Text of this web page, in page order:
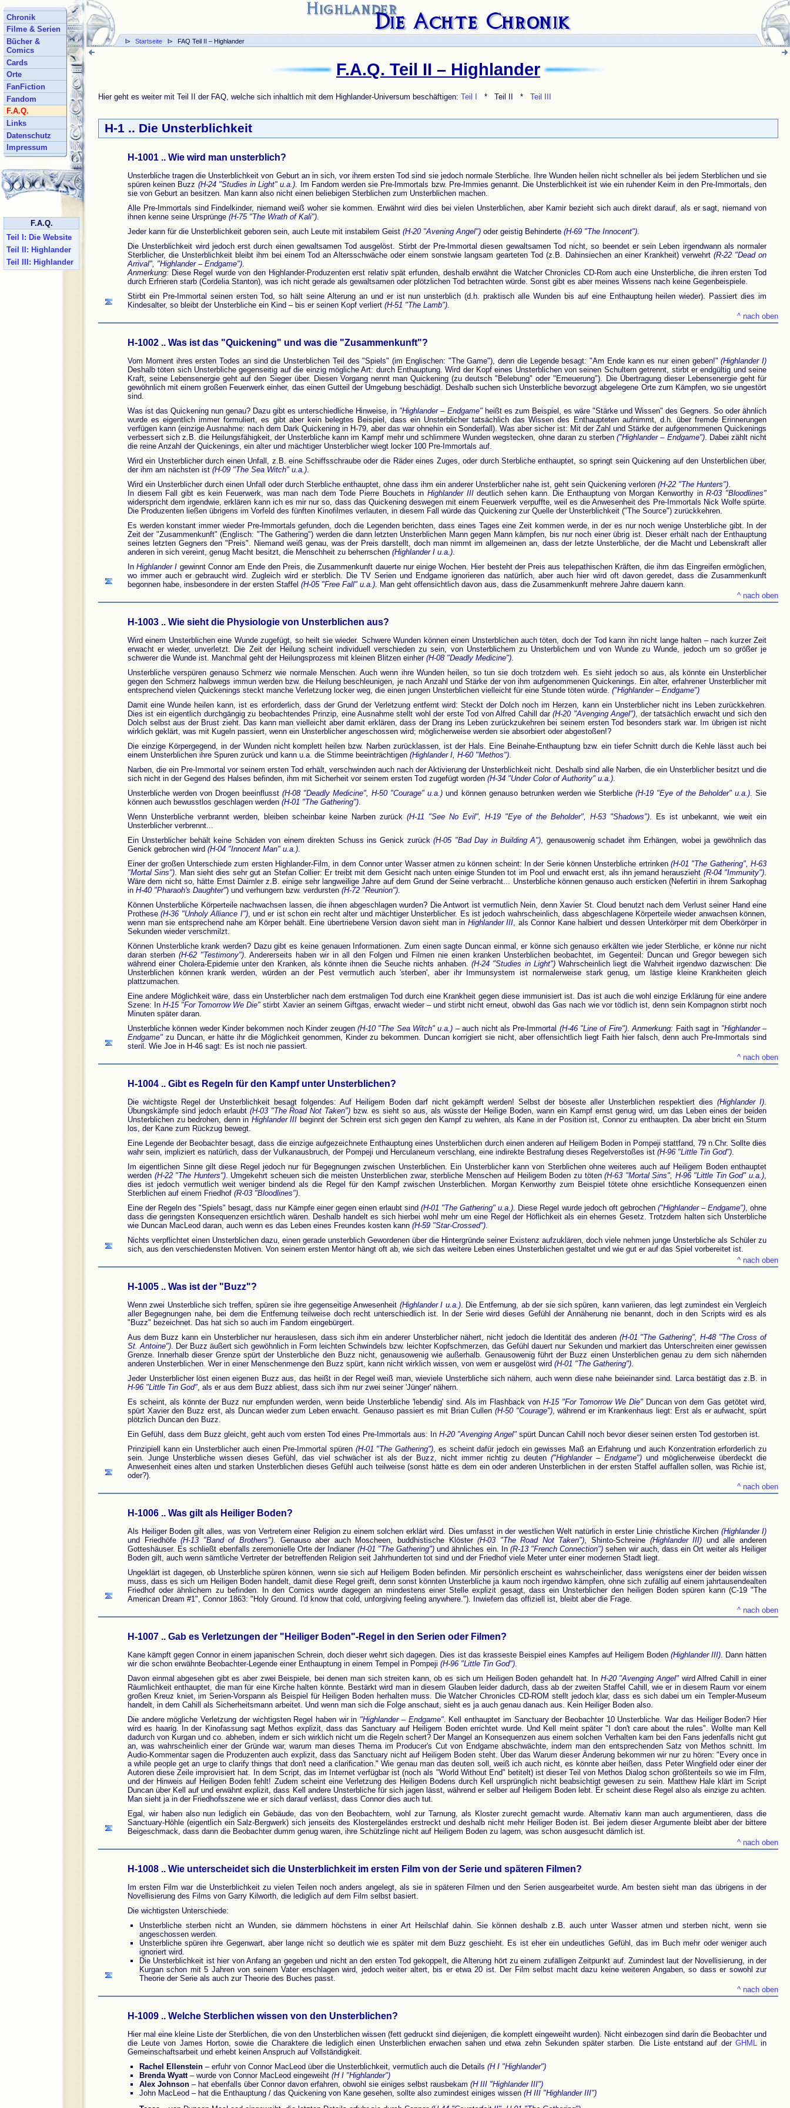
l> Startseite l> FAQ Teil II – Highlander
F.A.Q. Teil II – Highlander
Hier geht es weiter mit Teil II der FAQ, welche sich inhaltlich mit dem Highlander-Universum beschäftigen: Teil I * Teil II * Teil III
H-1 .. Die Unsterblichkeit
H-1001 .. Wie wird man unsterblich?
Unsterbliche tragen die Unsterblichkeit von Geburt an in sich, vor ihrem ersten Tod sind sie jedoch normale Sterbliche. Ihre Wunden heilen nicht schneller als bei jedem Sterblichen und sie
spüren keinen Buzz (H-24 "Studies in Light" u.a.). Im Fandom werden sie Pre-Immortals bzw. Pre-Immies genannt. Die Unsterblichkeit ist wie ein ruhender Keim in den Pre-Immortals, den
sie von Geburt an besitzen. Man kann also nicht einen beliebigen Sterblichen zum Unsterblichen machen.
Alle Pre-Immortals sind Findelkinder, niemand weiß woher sie kommen. Erwähnt wird dies bei vielen Unsterblichen, aber Kamir bezieht sich auch direkt darauf, als er sagt, niemand von
ihnen kenne seine Ursprünge (H-75 "The Wrath of Kali").
Jeder kann für die Unsterblichkeit geboren sein, auch Leute mit instabilem Geist (H-20 "Avening Angel") oder geistig Behinderte (H-69 "The Innocent").
Die Unsterblichkeit wird jedoch erst durch einen gewaltsamen Tod ausgelöst. Stirbt der Pre-Immortal diesen gewaltsamen Tod nicht, so beendet er sein Leben irgendwann als normaler
Sterblicher, die Unsterblichkeit bleibt ihm bei einem Tod an Altersschwäche oder einem sonstwie langsam gearteten Tod (z.B. Dahinsiechen an einer Krankheit) verwehrt(R-22 "Dead on
Arrival", "Highlander – Endgame").
Anmerkung: Diese Regel wurde von den Highlander-Produzenten erst relativ spät erfunden, deshalb erwähnt die Watcher Chronicles CD-Rom auch eine Unsterbliche, die ihren ersten Tod
durch Erfrieren starb (Cordelia Stanton), was ich nicht gerade als gewaltsamen oder plötzlichen Tod betrachten würde. Sonst gibt es aber meines Wissens nach keine Gegenbeispiele.
Stirbt ein Pre-Immortal seinen ersten Tod, so hält seine Alterung an und er ist nun unsterblich (d.h. praktisch alle Wunden bis auf eine Enthauptung heilen wieder). Passiert dies im
Kindesalter, so bleibt der Unsterbliche ein Kind – bis er seinen Kopf verliert (H-51 "The Lamb").
^ nach oben
H-1002 .. Was ist das "Quickening" und was die "Zusammenkunft"?
Vom Moment ihres ersten Todes an sind die Unsterblichen Teil des "Spiels" (im Englischen: "The Game"), denn die Legende besagt: "Am Ende kann es nur einen geben!"(Highlander I)
Deshalb töten sich Unsterbliche gegenseitig auf die einzig mögliche Art: durch Enthauptung. Wird der Kopf eines Unsterblichen von seinen Schultern getrennt, stirbt er endgültig und seine
Kraft, seine Lebensenergie geht auf den Sieger über. Diesen Vorgang nennt man Quickening (zu deutsch "Belebung" oder "Erneuerung"). Die Übertragung dieser Lebensenergie geht für
gewöhnlich mit einem großen Feuerwerk einher, das einen Gutteil der Umgebung beschädigt. Deshalb suchen sich Unsterbliche bevorzugt abgelegene Orte zum Kämpfen, wo sie ungestört
sind.
Was ist das Quickening nun genau? Dazu gibt es unterschiedliche Hinweise, in "Highlander – Endgame"heißt es zum Beispiel, es wäre "Stärke und Wissen" des Gegners. So oder ähnlich
wurde es eigentlich immer formuliert, es gibt aber kein belegtes Beispiel, dass ein Unsterblicher tatsächlich das Wissen des Enthaupteten aufnimmt, d.h. über fremde Erinnerungen
verfügen kann (einzige Ausnahme: nach dem Dark Quickening in H-79, aber das war ohnehin ein Sonderfall). Was aber sicher ist: Mit der Zahl und Stärke der aufgenommenen Quickenings
verbessert sich z.B. die Heilungsfähigkeit, der Unsterbliche kann im Kampf mehr und schlimmere Wunden wegstecken, ohne daran zu sterben("Highlander – Endgame"). Dabei zählt nicht
die reine Anzahl der Quickenings, ein alter und mächtiger Unsterblicher wiegt locker 100 Pre-Immortals auf.
Wird ein Unsterblicher durch einen Unfall, z.B. eine Schiffsschraube oder die Räder eines Zuges, oder durch Sterbliche enthauptet, so springt sein Quickening auf den Unsterblichen über,
der ihm am nächsten ist (H-09 "The Sea Witch" u.a.).
Wird ein Unsterblicher durch einen Unfall oder durch Sterbliche enthauptet, ohne dass ihm ein anderer Unsterblicher nahe ist, geht sein Quickening verloren (H-22 "The Hunters").
In diesem Fall gibt es kein Feuerwerk, was man nach dem Tode Pierre Bouchets in Highlander IIIdeutlich sehen kann. Die Enthauptung von Morgan Kenworthy inR-03 "Bloodlines"
widerspricht dem irgendwie, erklären kann ich es mir nur so, dass das Quickening deswegen mit einem Feuerwerk verpuffte, weil es die Anwesenheit des Pre-Immortals Nick Wolfe spürte.
Die Produzenten ließen übrigens im Vorfeld des fünften Kinofilmes verlauten, in diesem Fall würde das Quickening zur Quelle der Unsterblichkeit ("The Source") zurückkehren.
Es werden konstant immer wieder Pre-Immortals gefunden, doch die Legenden berichten, dass eines Tages eine Zeit kommen werde, in der es nur noch wenige Unsterbliche gibt. In der
Zeit der "Zusammenkunft" (Englisch: "The Gathering") werden die dann letzten Unsterblichen Mann gegen Mann kämpfen, bis nur noch einer übrig ist. Dieser erhält nach der Enthauptung
seines letzten Gegners den "Preis". Niemand weiß genau, was der Preis darstellt, doch man nimmt im allgemeinen an, dass der letzte Unsterbliche, der die Macht und Lebenskraft aller
anderen in sich vereint, genug Macht besitzt, die Menschheit zu beherrschen (Highlander I u.a.).
InHighlander I gewinnt Connor am Ende den Preis, die Zusammenkunft dauerte nur einige Wochen. Hier besteht der Preis aus telepathischen Kräften, die ihm das Eingreifen ermöglichen,
wo immer auch er gebraucht wird. Zugleich wird er sterblich. Die TV Serien und Endgame ignorieren das natürlich, aber auch hier wird oft davon geredet, dass die Zusammenkunft
begonnen habe, insbesondere in der ersten Staffel (H-05 "Free Fall" u.a.). Man geht offensichtlich davon aus, dass die Zusammenkunft mehrere Jahre dauern kann.
^ nach oben
H-1003 .. Wie sieht die Physiologie von Unsterblichen aus?
Wird einem Unsterblichen eine Wunde zugefügt, so heilt sie wieder. Schwere Wunden können einen Unsterblichen auch töten, doch der Tod kann ihn nicht lange halten – nach kurzer Zeit
erwacht er wieder, unverletzt. Die Zeit der Heilung scheint individuell verschieden zu sein, von Unsterblichem zu Unsterblichem und von Wunde zu Wunde, jedoch um so größer je
schwerer die Wunde ist. Manchmal geht der Heilungsprozess mit kleinen Blitzen einher (H-08 "Deadly Medicine").
Unsterbliche verspüren genauso Schmerz wie normale Menschen. Auch wenn ihre Wunden heilen, so tun sie doch trotzdem weh. Es sieht jedoch so aus, als könnte ein Unsterblicher
gegen den Schmerz halbwegs immun werden bzw. die Heilung beschleunigen, je nach Anzahl und Stärke der von ihm aufgenommenen Quickenings. Ein alter, erfahrener Unsterblicher mit
entsprechend vielen Quickenings steckt manche Verletzung locker weg, die einen jungen Unsterblichen vielleicht für eine Stunde töten würde. ("Highlander – Endgame")
Damit eine Wunde heilen kann, ist es erforderlich, dass der Grund der Verletzung entfernt wird: Steckt der Dolch noch im Herzen, kann ein Unsterblicher nicht ins Leben zurückkehren.
Dies ist ein eigentlich durchgängig zu beobachtendes Prinzip, eine Ausnahme stellt wohl der erste Tod von Alfred Cahill dar(H-20 "Avenging Angel"), der tatsächlich erwacht und sich den
Dolch selbst aus der Brust zieht. Das kann man vielleicht aber damit erklären, dass der Drang ins Leben zurückzukehren bei seinem ersten Tod besonders stark war. Im übrigen ist nicht
wirklich geklärt, was mit Kugeln passiert, wenn ein Unsterblicher angeschossen wird; möglicherweise werden sie absorbiert oder abgestoßen!?
Die einzige Körpergegend, in der Wunden nicht komplett heilen bzw. Narben zurücklassen, ist der Hals. Eine Beinahe-Enthauptung bzw. ein tiefer Schnitt durch die Kehle lässt auch bei
einem Unsterblichen ihre Spuren zurück und kann u.a. die Stimme beeinträchtigen (Highlander I, H-60 "Methos").
Narben, die ein Pre-Immortal vor seinem ersten Tod erhält, verschwinden auch nach der Aktivierung der Unsterblichkeit nicht. Deshalb sind alle Narben, die ein Unsterblicher besitzt und die
sich nicht in der Gegend des Halses befinden, ihm mit Sicherheit vor seinem ersten Tod zugefügt worden (H-34 "Under Color of Authority" u.a.).
Unsterbliche werden von Drogen beeinflusst(H-08 "Deadly Medicine", H-50 "Courage" u.a.) und können genauso betrunken werden wie Sterbliche (H-19 "Eye of the Beholder" u.a.). Sie
können auch bewusstlos geschlagen werden (H-01 "The Gathering").
Wenn Unsterbliche verbrannt werden, bleiben scheinbar keine Narben zurück (H-11 "See No Evil", H-19 "Eye of the Beholder", H-53 "Shadows"). Es ist unbekannt, wie weit ein
Unsterblicher verbrennt...
Ein Unsterblicher behält keine Schäden von einem direkten Schuss ins Genick zurück(H-05 "Bad Day in Building A"), genausowenig schadet ihm Erhängen, wobei ja gewöhnlich das
Genick gebrochen wird (H-04 "Innocent Man" u.a.).
Einer der großen Unterschiede zum ersten Highlander-Film, in dem Connor unter Wasser atmen zu können scheint: In der Serie können Unsterbliche ertrinken(H-01 "The Gathering", H-63
"Mortal Sins"). Man sieht dies sehr gut an Stefan Collier: Er treibt mit dem Gesicht nach unten einige Stunden tot im Pool und erwacht erst, als ihn jemand herauszieht (R-04 "Immunity").
Wäre dem nicht so, hätte Ernst Daimler z.B. einige sehr langweilige Jahre auf dem Grund der Seine verbracht... Unsterbliche können genauso auch ersticken (Nefertiri in ihrem Sarkophag
in H-40 "Pharaoh's Daughter") und verhungern bzw. verdursten (H-72 "Reunion").
Können Unsterbliche Körperteile nachwachsen lassen, die ihnen abgeschlagen wurden? Die Antwort ist vermutlich Nein, denn Xavier St. Cloud benutzt nach dem Verlust seiner Hand eine
Prothese(H-36 "Unholy Alliance I"), und er ist schon ein recht alter und mächtiger Unsterblicher. Es ist jedoch wahrscheinlich, dass abgeschlagene Körperteile wieder anwachsen können,
wenn man sie entsprechend nahe am Körper behält. Eine übertriebene Version davon sieht man in Highlander III, als Connor Kane halbiert und dessen Unterkörper mit dem Oberkörper in
Sekunden wieder verschmilzt.
Können Unsterbliche krank werden? Dazu gibt es keine genauen Informationen. Zum einen sagte Duncan einmal, er könne sich genauso erkälten wie jeder Sterbliche, er könne nur nicht
daran sterben (H-62 "Testimony"). Andererseits haben wir in all den Folgen und Filmen nie einen kranken Unsterblichen beobachtet, im Gegenteil: Duncan und Gregor bewegen sich
während einer Cholera-Epidemie unter den Kranken, als könnte ihnen die Seuche nichts anhaben. (H-24 "Studies in Light")Wahrscheinlich liegt die Wahrheit irgendwo dazwischen: Die
Unsterblichen können krank werden, würden an der Pest vermutlich auch 'sterben', aber ihr Immunsystem ist normalerweise stark genug, um lästige kleine Krankheiten gleich
plattzumachen.
Eine andere Möglichkeit wäre, dass ein Unsterblicher nach dem erstmaligen Tod durch eine Krankheit gegen diese immunisiert ist. Das ist auch die wohl einzige Erklärung für eine andere
Szene: InH-15 "For Tomorrow We Die" stirbt Xavier an seinem Giftgas, erwacht wieder – und stirbt nicht erneut, obwohl das Gas nach wie vor tödlich ist, denn sein Kompagnon stirbt noch
Minuten später daran.
Unsterbliche können weder Kinder bekommen noch Kinder zeugen (H-10 "The Sea Witch" u.a.) – auch nicht als Pre-Immortal (H-46 "Line of Fire").Anmerkung: Faith sagt in "Highlander –
Endgame" zu Duncan, er hätte ihr die Möglichkeit genommen, Kinder zu bekommen. Duncan korrigiert sie nicht, aber offensichtlich liegt Faith hier falsch, denn auch Pre-Immortals sind
steril. Wie Joe in H-46 sagt: Es ist noch nie passiert.
^ nach oben
H-1004 .. Gibt es Regeln für den Kampf unter Unsterblichen?
Die wichtigste Regel der Unsterblichkeit besagt folgendes: Auf Heiligem Boden darf nicht gekämpft werden! Selbst der böseste aller Unsterblichen respektiert dies(Highlander I).
Übungskämpfe sind jedoch erlaubt (H-03 "The Road Not Taken") bzw. es sieht so aus, als wüsste der Heilige Boden, wann ein Kampf ernst genug wird, um das Leben eines der beiden
Unsterblichen zu bedrohen, denn in Highlander III beginnt der Schrein erst sich gegen den Kampf zu wehren, als Kane in der Position ist, Connor zu enthaupten. Da aber bricht ein Sturm
los, der Kane zum Rückzug bewegt.
Eine Legende der Beobachter besagt, dass die einzige aufgezeichnete Enthauptung eines Unsterblichen durch einen anderen auf Heiligem Boden in Pompeji stattfand, 79 n.Chr. Sollte dies
wahr sein, impliziert es natürlich, dass der Vulkanausbruch, der Pompeji und Herculaneum verschlang, eine indirekte Bestrafung dieses Regelverstoßes ist (H-96 "Little Tin God").
Im eigentlichen Sinne gilt diese Regel jedoch nur für Begegnungen zwischen Unsterblichen. Ein Unsterblicher kann von Sterblichen ohne weiteres auch auf Heiligem Boden enthauptet
werden (H-22 "The Hunters"). Umgekehrt scheuen sich die meisten Unsterblichen zwar, sterbliche Menschen auf Heiligem Boden zu töten(H-63 "Mortal Sins", H-96 "Little Tin God" u.a.),
dies ist jedoch vermutlich weit weniger bindend als die Regel für den Kampf zwischen Unsterblichen. Morgan Kenworthy zum Beispiel tötete ohne ersichtliche Konsequenzen einen
Sterblichen auf einem Friedhof (R-03 "Bloodlines").
Eine der Regeln des "Spiels" besagt, dass nur Kämpfe einer gegen einen erlaubt sind(H-01 "The Gathering" u.a.). Diese Regel wurde jedoch oft gebrochen ("Highlander – Endgame"), ohne
dass die geringsten Konsequenzen ersichtlich wären. Deshalb handelt es sich hierbei wohl mehr um eine Regel der Höflichkeit als ein ehernes Gesetz. Trotzdem halten sich Unsterbliche
wie Duncan MacLeod daran, auch wenn es das Leben eines Freundes kosten kann (H-59 "Star-Crossed").
Nichts verpflichtet einen Unsterblichen dazu, einen gerade unsterblich Gewordenen über die Hintergründe seiner Existenz aufzuklären, doch viele nehmen junge Unsterbliche als Schüler zu
sich, aus den verschiedensten Motiven. Von seinem ersten Mentor hängt oft ab, wie sich das weitere Leben eines Unsterblichen gestaltet und wie gut er auf das Spiel vorbereitet ist.
^ nach oben
H-1005 .. Was ist der "Buzz"?
Wenn zwei Unsterbliche sich treffen, spüren sie ihre gegenseitige Anwesenheit (Highlander I u.a.). Die Entfernung, ab der sie sich spüren, kann variieren, das legt zumindest ein Vergleich
aller Begegnungen nahe, bei dem die Entfernung teilweise doch recht unterschiedlich ist. In der Serie wird dieses Gefühl der Annäherung nie benannt, doch in den Scripts wird es als
"Buzz" bezeichnet. Das hat sich so auch im Fandom eingebürgert.
Aus dem Buzz kann ein Unsterblicher nur herauslesen, dass sich ihm ein anderer Unsterblicher nähert, nicht jedoch die Identität des anderen (H-01 "The Gathering", H-48 "The Cross of
St. Antoine"). Der Buzz äußert sich gewöhnlich in Form leichten Schwindels bzw. leichter Kopfschmerzen, das Gefühl dauert nur Sekunden und markiert das Unterschreiten einer gewissen
Grenze. Innerhalb dieser Grenze spürt der Unsterbliche den Buzz nicht, genausowenig wie außerhalb. Genausowenig führt der Buzz einen Unsterblichen genau zu dem sich nähernden
anderen Unsterblichen. Wer in einer Menschenmenge den Buzz spürt, kann nicht wirklich wissen, von wem er ausgelöst wird (H-01 "The Gathering").
Jeder Unsterblicher löst einen eigenen Buzz aus, das heißt in der Regel weiß man, wieviele Unsterbliche sich nähern, auch wenn diese nahe beieinander sind. Larca bestätigt das z.B. in
H-96 "Little Tin God", als er aus dem Buzz abliest, dass sich ihm nur zwei seiner 'Jünger' nähern.
Es scheint, als könnte der Buzz nur empfunden werden, wenn beide Unsterbliche 'lebendig' sind. Als im Flashback vonH-15 "For Tomorrow We Die"Duncan von dem Gas getötet wird,
spürt Xavier den Buzz erst, als Duncan wieder zum Leben erwacht. Genauso passiert es mit Brian Cullen (H-50 "Courage"), während er im Krankenhaus liegt: Erst als er aufwacht, spürt
plötzlich Duncan den Buzz.
Ein Gefühl, dass dem Buzz gleicht, geht auch vom ersten Tod eines Pre-Immortals aus: In H-20 "Avenging Angel" spürt Duncan Cahill noch bevor dieser seinen ersten Tod gestorben ist.
Prinzipiell kann ein Unsterblicher auch einen Pre-Immortal spüren (H-01 "The Gathering"), es scheint dafür jedoch ein gewisses Maß an Erfahrung und auch Konzentration erforderlich zu
sein. Junge Unsterbliche wissen dieses Gefühl, das viel schwächer ist als der Buzz, nicht immer richtig zu deuten ("Highlander – Endgame")und möglicherweise überdeckt die
Anwesenheit eines alten und starken Unsterblichen dieses Gefühl auch teilweise (sonst hätte es dem ein oder anderen Unsterblichen in der ersten Staffel auffallen sollen, was Richie ist,
oder?).
^ nach oben
H-1006 .. Was gilt als Heiliger Boden?
Als Heiliger Boden gilt alles, was von Vertretern einer Religion zu einem solchen erklärt wird. Dies umfasst in der westlichen Welt natürlich in erster Linie christliche Kirchen (Highlander I)
und Friedhöfe(H-13 "Band of Brothers"). Genauso aber auch Moscheen, buddhistische Klöster(H-03 "The Road Not Taken"), Shinto-Schreine (Highlander III) und alle anderen
Gotteshäuser. Es schließt ebenfalls zeremonielle Orte der Indianer (H-01 "The Gathering")und ähnliches ein. In (R-13 "French Connection") sehen wir auch, dass ein Ort weiter als Heiliger
Boden gilt, auch wenn sämtliche Vertreter der betreffenden Religion seit Jahrhunderten tot sind und der Friedhof viele Meter unter einer modernen Stadt liegt.
Ungeklärt ist dagegen, ob Unsterbliche spüren können, wenn sie sich auf Heiligem Boden befinden. Mir persönlich erscheint es wahrscheinlicher, dass wenigstens einer der beiden wissen
muss, dass es sich um Heiligen Boden handelt, damit diese Regel greift, denn sonst könnten Unsterbliche ja kaum noch irgendwo kämpfen, ohne sich zufällig auf einem jahrtausendealten
Friedhof oder ähnlichem zu befinden. In den Comics wurde dagegen an mindestens einer Stelle explizit gesagt, dass ein Unsterblicher den heiligen Boden spüren kann (C-19 "The
American Dream #1", Connor 1863: "Holy Ground. I'd know that cold, unforgiving feeling anywhere."). Inwiefern das offiziell ist, bleibt aber die Frage.
^ nach oben
H-1007 .. Gab es Verletzungen der "Heiliger Boden"-Regel in den Serien oder Filmen?
Kane kämpft gegen Connor in einem japanischen Schrein, doch dieser wehrt sich dagegen. Dies ist das krasseste Beispiel eines Kampfes auf Heiligem Boden (Highlander III). Dann hätten
wir die schon erwähnte Beobachter-Legende einer Enthauptung in einem Tempel in Pompeji (H-96 "Little Tin God").
Davon einmal abgesehen gibt es aber zwei Beispiele, bei denen man sich streiten kann, ob es sich um Heiligen Boden gehandelt hat. In H-20 "Avenging Angel" wird Alfred Cahill in einer
Räumlichkeit enthauptet, die man für eine Kirche halten könnte. Bestärkt wird man in diesem Glauben leider dadurch, dass ab der zweiten Staffel Cahill, wie er in diesem Raum vor einem
großen Kreuz kniet, im Serien-Vorspann als Beispiel für Heiligen Boden herhalten muss. Die Watcher Chronicles CD-ROM stellt jedoch klar, dass es sich dabei um ein Templer-Museum
handelt, in dem Cahill als Sicherheitsmann arbeitet. Und wenn man sich die Folge anschaut, sieht es ja auch genau danach aus. Kein Heiliger Boden also.
Die andere mögliche Verletzung der wichtigsten Regel haben wir in "Highlander – Endgame". Kell enthauptet im Sanctuary der Beobachter 10 Unsterbliche. War das Heiliger Boden? Hier
wird es haarig. In der Kinofassung sagt Methos explizit, dass das Sanctuary auf Heiligem Boden errichtet wurde. Und Kell meint später "I don't care about the rules". Wollte man Kell
dadurch von Kurgan und co. abheben, indem er sich wirklich nicht um die Regeln schert? Der Mangel an Konsequenzen aus einem solchen Verhalten kam bei den Fans jedenfalls nicht gut
an, was wahrscheinlich einer der Gründe war, warum man dieses Thema im Producer's Cut von Endgame abschwächte, indem man den entsprechenden Satz von Methos schnitt. Im
Audio-Kommentar sagen die Produzenten auch explizit, dass das Sanctuary nicht auf Heiligem Boden steht. Über das Warum dieser Änderung bekommen wir nur zu hören: "Every once in
a while people get an urge to clarify things that don't need a clarification." Wie genau man das deuten soll, weiß ich auch nicht, es könnte aber heißen, dass Peter Wingfield oder einer der
Autoren diese Zeile improvisiert hat. In dem Script, das im Internet verfügbar ist (noch als "World Without End" betitelt) ist dieser Teil von Methos Dialog schon größtenteils so wie im Film,
und der Hinweis auf Heiligen Boden fehlt! Zudem scheint eine Verletzung des Heiligen Bodens durch Kell ursprünglich nicht beabsichtigt gewesen zu sein. Matthew Hale klärt im Script
Duncan über Kell auf und erwähnt explizit, dass Kell andere Unsterbliche für sich jagen lässt, während er selber auf Heiligem Boden lebt. Er scheint diese Regel also als einzige zu achten.
Man sieht ja in der Friedhofsszene wie er sich darauf verlässt, dass Connor dies auch tut.
Egal, wir haben also nun lediglich ein Gebäude, das von den Beobachtern, wohl zur Tarnung, als Kloster zurecht gemacht wurde. Alternativ kann man auch argumentieren, dass die
Sanctuary-Höhle (eigentlich ein Salz-Bergwerk) sich jenseits des Klostergeländes erstreckt und deshalb nicht mehr Heiliger Boden ist. Bei jedem dieser Argumente bleibt aber der bittere
Beigeschmack, dass dann die Beobachter dumm genug waren, ihre Schützlinge nicht auf Heiligem Boden zu lagern, was schon ausgesucht dämlich ist.
^ nach oben
H-1008 .. Wie unterscheidet sich die Unsterblichkeit im ersten Film von der Serie und späteren Filmen?
Im ersten Film war die Unsterblichkeit zu vielen Teilen noch anders angelegt, als sie in späteren Filmen und den Serien ausgearbeitet wurde. Am besten sieht man das übrigens in der
Novellisierung des Films von Garry Kilworth, die lediglich auf dem Film selbst basiert.
Die wichtigsten Unterschiede:
Unsterbliche sterben nicht an Wunden, sie dämmern höchstens in einer Art Heilschlaf dahin. Sie können deshalb z.B. auch unter Wasser atmen und sterben nicht, wenn sie
angeschossen werden.
Unsterbliche spüren ihre Gegenwart, aber lange nicht so deutlich wie es später mit dem Buzz geschieht. Es ist eher ein undeutliches Gefühl, das im Buch mehr oder weniger auch
ignoriert wird.
Die Unsterblichkeit ist hier von Anfang an gegeben und nicht an den ersten Tod gekoppelt, die Alterung hört zu einem zufälligen Zeitpunkt auf. Zumindest laut der Novellisierung, in der
Kurgan schon mit 5 Jahren von seinem Vater erschlagen wird, jedoch weiter altert, bis er etwa 20 ist. Der Film selbst macht dazu keine weiteren Angaben, so dass er sowohl zur
Theorie der Serie als auch zur Theorie des Buches passt.
^ nach oben
H-1009 .. Welche Sterblichen wissen von den Unsterblichen?
Hier mal eine kleine Liste der Sterblichen, die von den Unsterblichen wissen (fett gedruckt sind diejenigen, die komplett eingeweiht wurden). Nicht einbezogen sind darin die Beobachter und
die Leute von James Horton, sowie die Charaktere die lediglich einen Unsterblichen erwachen sahen und etwa zehn Sekunden später starben. Die Liste entstand auf der GHMLin
Gemeinschaftsarbeit und erhebt keinen Anspruch auf Vollständigkeit.
Rachel Ellenstein – erfuhr von Connor MacLeod über die Unsterblichkeit, vermutlich auch die Details (H I "Highlander")
Brenda Wyatt– wurde von Connor MacLeod eingeweiht (H I "Highlander")
Alex Johnson – hat ebenfalls über Connor davon erfahren, obwohl sie einiges selbst rausbekam (H III "Highlander III")
John MacLeod – hat die Enthauptung / das Quickening von Kane gesehen, sollte also zumindest einiges wissen (H III "Highlander III")
Chronik
Filme & Serien
Bücher &
Comics
Cards
Orte
FanFiction
Fandom
F.A.Q.
Links
Datenschutz
Impressum
F.A.Q.
Teil I: Die Website
Teil II: Highlander
Teil III: Highlander